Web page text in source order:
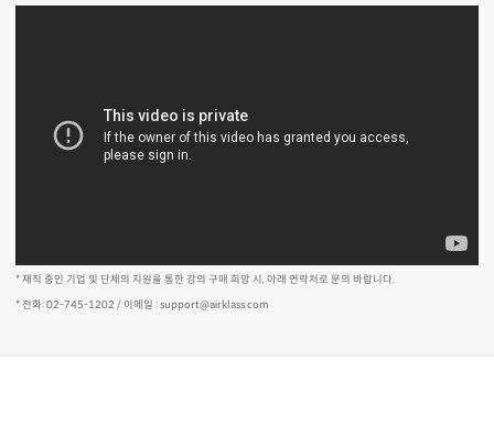
* 재직 중인 기업 및 단체의 지원을 통한 강의 구매 희망 시, 아래 연락처로 문의 바랍니다.
* 전화: 02-745-1202 / 이메일 : support@airklass.com